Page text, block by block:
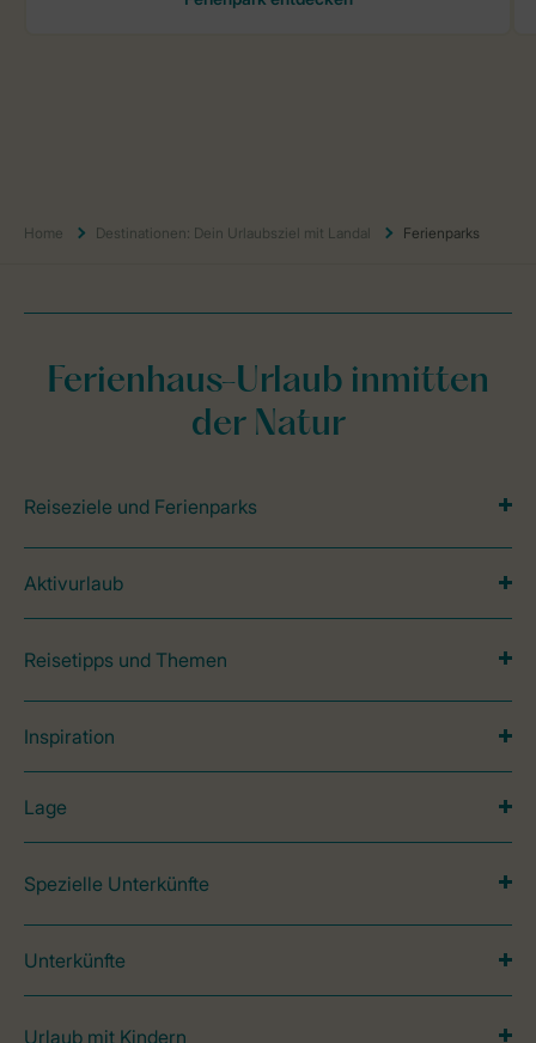
Home Destinationen: Dein Urlaubsziel mit Landal Ferienparks
Ferienhaus-Urlaub inmitten
der Natur
Reiseziele und Ferienparks
Aktivurlaub
Reisetipps und Themen
Inspiration
Lage
Spezielle Unterkünfte
Unterkünfte
Urlaub mit Kindern